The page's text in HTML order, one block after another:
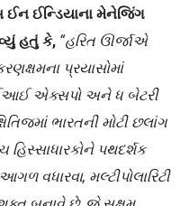
ઈન ઈન્ડિયાના મેનેજિંગ
હતું કે, “હરિત ઊર્જાએ
પ્રયાસોમાં
એક્સપો અને ધ બેટરી
ભારતની મોટી છલાંગ
પથદર્શક
વધારવા, મલ્ટીપોલારિટી